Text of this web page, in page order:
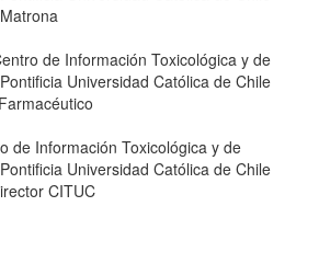
de Información Toxicológica y de
Universidad Católica de Chile
de Información Toxicológica y de
Universidad Católica de Chile
CITUC